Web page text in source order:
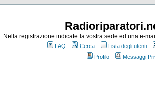
. Nella registrazione indicate la vostra sede ed una e-
FAQ Cerca Lista degli utenti
Profilo
Messaggi